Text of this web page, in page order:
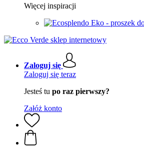
Więcej inspiracji
Eko - proszek
Zaloguj się
Zaloguj się teraz
Jesteś tu po raz pierwszy?
Załóż konto